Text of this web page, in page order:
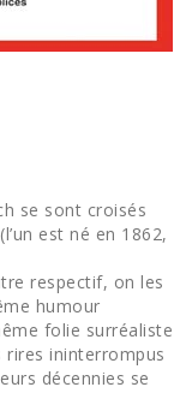
se sont croisés
est né en 1862,
respectif, on les
humour
folie surréaliste
rires ininterrompus
décennies se